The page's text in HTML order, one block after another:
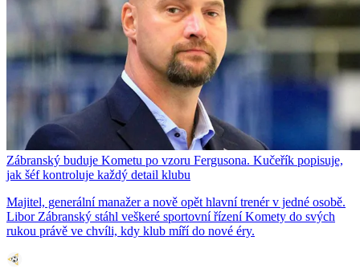
Zábranský buduje Kometu po vzoru Fergusona. Kučeřík popisuje,
jak šéf kontroluje každý detail klubu
Majitel, generální manažer a nově opět hlavní trenér v jedné osobě.
Libor Zábranský stáhl veškeré sportovní řízení Komety do svých
rukou právě ve chvíli, kdy klub míří do nové éry.